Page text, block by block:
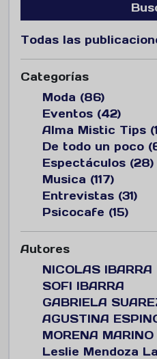
Todas las
Categorías
Moda (86)
Eventos (42)
Alma Mistic Tips
De todo un poco
Espectáculos (28)
Musica (117)
Entrevistas (31)
Psicocafe (15)
Autores
NICOLAS IBARRA
SOFI IBARRA
GABRIELA
AGUSTINA
MORENA MARINO
Leslie Mendoza